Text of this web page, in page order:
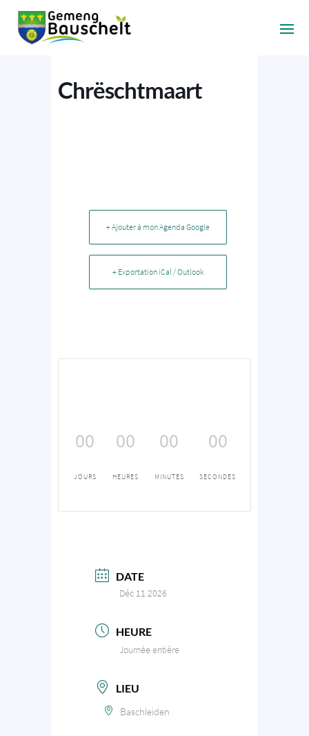
Chrëschtmaart
+ Ajouter à mon Agenda Google
+ Exportation iCal / Outlook
00
JOURS
00
HEURES
00
MINUTES
00
SECONDES
DATE
Déc 11 2026
HEURE
Journée entière
LIEU
Baschleiden